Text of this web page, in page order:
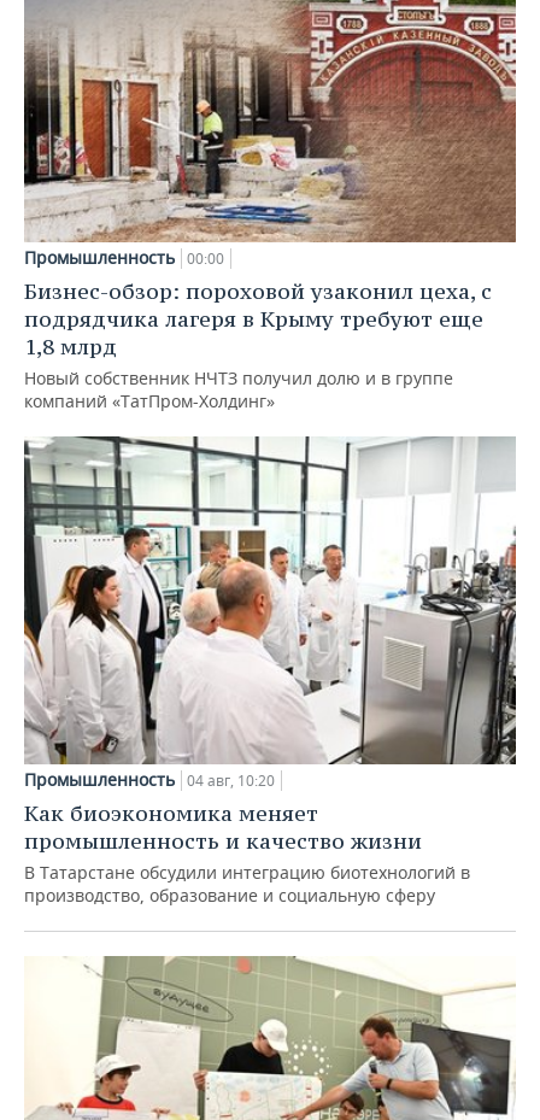
Промышленность 00:00
Бизнес-обзор: пороховой узаконил цеха, с
подрядчика лагеря в Крыму требуют еще
1,8 млрд
Новый собственник НЧТЗ получил долю и в группе
компаний «ТатПром-Холдинг»
Промышленность 04 авг, 10:20
Как биоэкономика меняет
промышленность и качество жизни
В Татарстане обсудили интеграцию биотехнологий в
производство, образование и социальную сферу